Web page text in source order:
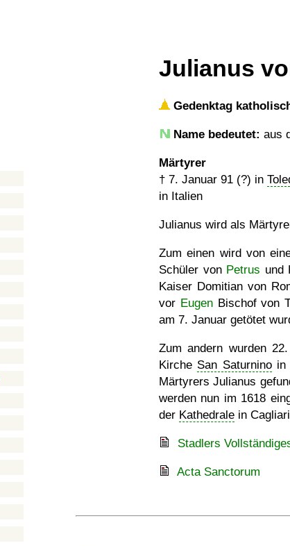
Julianus
Gedenktag
Name bedeutet: aus
Märtyrer
† 7. Januar 91 (?) in
in Italien
Julianus wird als
Zum einen wird von
Schüler von Petrus und
Kaiser Domitian von
vor EugenBischof von
am 7. Januar getötet
Zum andern wurden
Kirche San Saturninoin
Märtyrers Julianus
werden nun im 1618
der Kathedrale in
Stadlers
Acta Sanctorum